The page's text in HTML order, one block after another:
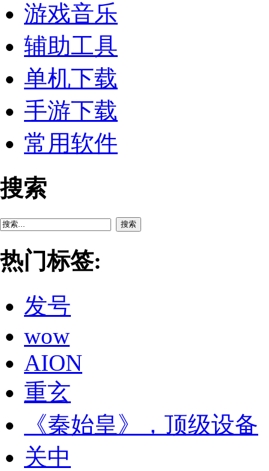
游戏音乐
辅助工具
单机下载
手游下载
常用软件
搜索
搜索
热门标签:
发号
wow
AION
重玄
《秦始皇》，顶级设备
关中